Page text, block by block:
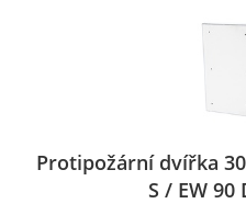
Protipožární dvířka
S / EW 90